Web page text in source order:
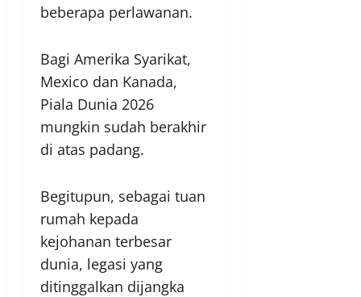
beberapa perlawanan.
Bagi Amerika Syarikat,
Mexico dan Kanada,
Piala Dunia 2026
mungkin sudah berakhir
di atas padang.
Begitupun, sebagai tuan
rumah kepada
kejohanan terbesar
dunia, legasi yang
ditinggalkan dijangka